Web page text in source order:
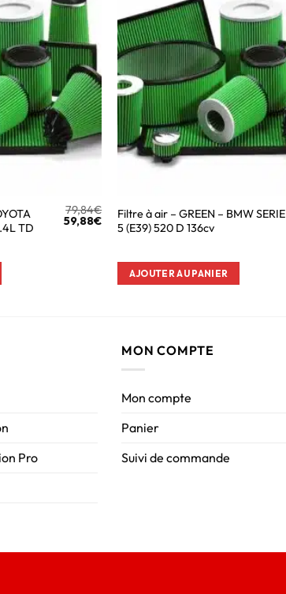
TD
79,84€
59,88€
Filtre à air – GREEN – BMW SERIE
5 (E39) 520 D 136cv
AJOUTER AU PANIER
Pro
MON COMPTE
Mon compte
Panier
Suivi de commande